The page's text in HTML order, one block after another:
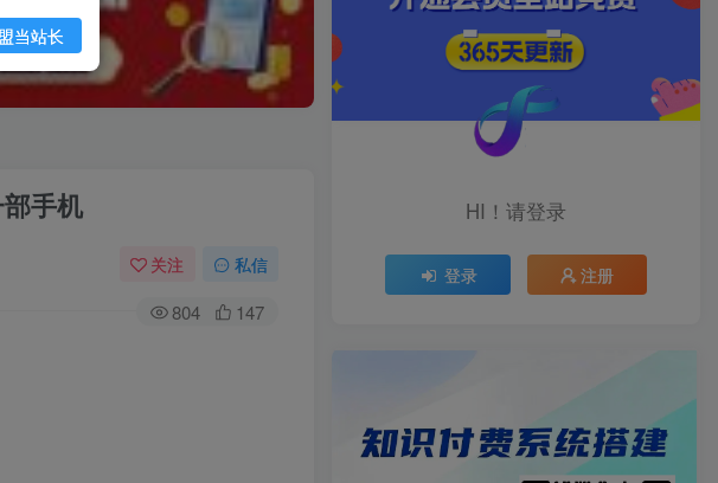
手机
关注 私信
804 147
HI！请登录
登录 注册
当站长